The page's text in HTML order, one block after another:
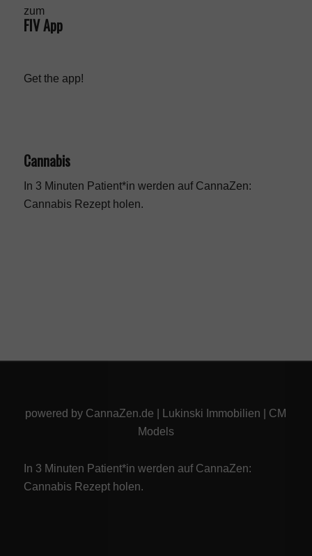
FIV App
Get the app!
Cannabis
In 3 Minuten Patient*in werden auf CannaZen:
Cannabis Rezeptholen.
powered by CannaZen.de Lukinski Immobilien
CM
Models
In 3 Minuten Patient*in werden auf CannaZen:
Cannabis Rezeptholen.